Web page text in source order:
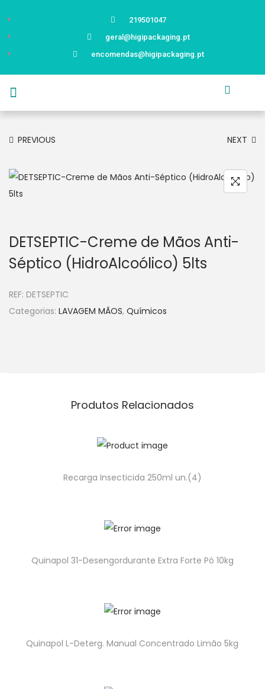
219501047
geral@higipackaging.pt
encomendas@higipackaging.pt
PREVIOUS NEXT
DETSEPTIC-Creme de Mãos Anti-
Séptico (HidroAlcoólico) 5lts
REF: DETSEPTIC
Categorias: LAVAGEM MÃOS, Químicos
Produtos Relacionados
Recarga Insecticida 250ml un.(4)
Quinapol 31-Desengordurante Extra Forte Pó 10kg
Quinapol L-Deterg. Manual Concentrado Limão 5kg